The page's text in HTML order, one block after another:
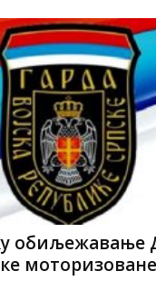
обиљежавање